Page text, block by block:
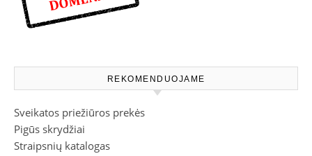
REKOMENDUOJAME
Sveikatos priežiūros prekės
Pigūs skrydžiai
Straipsnių katalogas